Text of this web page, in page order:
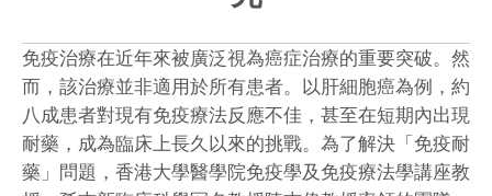
免疫治療在近年來被廣泛視為癌症治療的重要突破。然
而，該治療並非適用於所有患者。以肝細胞癌為例，約
八成患者對現有免疫療法反應不佳，甚至在短期內出現
耐藥，成為臨床上長久以來的挑戰。為了解決「免疫耐
藥」問題，香港大學醫學院免疫學及免疫療法學講座教